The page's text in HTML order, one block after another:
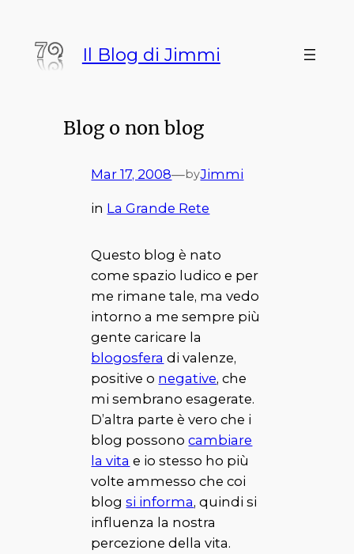
contenuto
Il Blog di Jimmi
Blog o non blog
Mar 17, 2008—byJimmi
in La Grande Rete
Questo blog è nato
come spazio ludico e per
me rimane tale, ma vedo
intorno a me sempre più
gente caricare la
blogosfera di valenze,
positive o negative, che
mi sembrano esagerate.
D’altra parte è vero che i
blog possonocambiare
la vita e io stesso ho più
volte ammesso che coi
blogsi informa, quindi si
influenza la nostra
percezione della vita.